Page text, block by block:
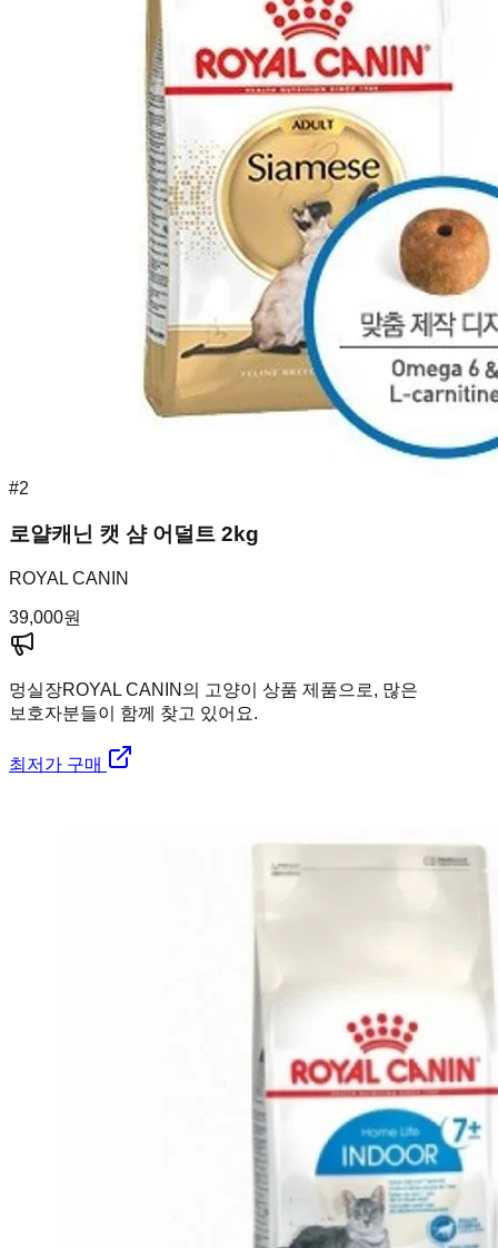
#2
로얄캐닌 캣 샴 어덜트 2kg
ROYAL CANIN
39,000원
멍실장ROYAL CANIN의 고양이 상품 제품으로, 많은
보호자분들이 함께 찾고 있어요.
최저가 구매